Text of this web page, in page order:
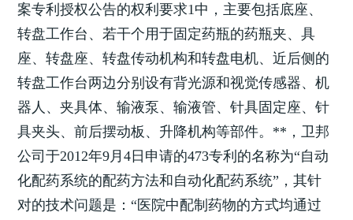
案专利授权公告的权利要求1中，主要包括底座、
转盘工作台、若干个用于固定药瓶的药瓶夹、具
座、转盘座、转盘传动机构和转盘电机、近后侧的
转盘工作台两边分别设有背光源和视觉传感器、机
器人、夹具体、输液泵、输液管、针具固定座、针
具夹头、前后摆动板、升降机构等部件。**，卫邦
公司于2012年9月4日申请的473专利的名称为“自动
化配药系统的配药方法和自动化配药系统”，其针
对的技术问题是：“医院中配制药物的方式均通过